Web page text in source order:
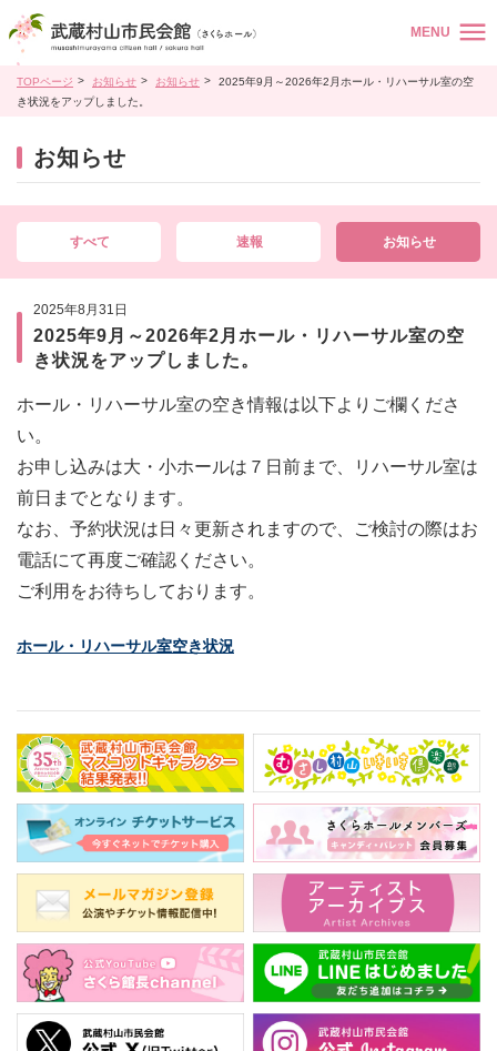
MENU
TOPページ お知らせ お知らせ
2025年9月～2026年2月ホール・リハーサル室の空
き状況をアップしました。
お知らせ
すべて 速報 お知らせ
2025年8月31日
2025年9月～2026年2月ホール・リハーサル室の空
き状況をアップしました。
ホール・リハーサル室の空き情報は以下よりご欄くださ
い。
お申し込みは大・小ホールは７日前まで、リハーサル室は
前日までとなります。
なお、予約状況は日々更新されますので、ご検討の際はお
電話にて再度ご確認ください。
ご利用をお待ちしております。
ホール・リハーサル室空き状況